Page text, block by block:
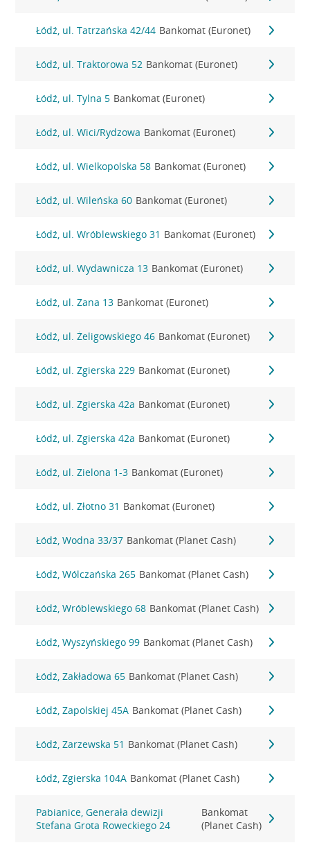
Łódź, ul. Tatrzańska 42/44 Bankomat (Euronet)
Łódź, ul. Traktorowa 52 Bankomat (Euronet)
Łódź, ul. Tylna 5 Bankomat (Euronet)
Łódź, ul. Wici/Rydzowa Bankomat (Euronet)
Łódź, ul. Wielkopolska 58 Bankomat (Euronet)
Łódź, ul. Wileńska 60 Bankomat (Euronet)
Łódź, ul. Wróblewskiego 31 Bankomat (Euronet)
Łódź, ul. Wydawnicza 13 Bankomat (Euronet)
Łódź, ul. Zana 13 Bankomat (Euronet)
Łódź, ul. Żeligowskiego 46 Bankomat (Euronet)
Łódź, ul. Zgierska 229 Bankomat (Euronet)
Łódź, ul. Zgierska 42a Bankomat (Euronet)
Łódź, ul. Zgierska 42a Bankomat (Euronet)
Łódź, ul. Zielona 1-3 Bankomat (Euronet)
Łódź, ul. Złotno 31 Bankomat (Euronet)
Łódź, Wodna 33/37 Bankomat (Planet Cash)
Łódź, Wólczańska 265 Bankomat (Planet Cash)
Łódź, Wróblewskiego 68 Bankomat (Planet Cash)
Łódź, Wyszyńskiego 99 Bankomat (Planet Cash)
Łódź, Zakładowa 65 Bankomat (Planet Cash)
Łódź, Zapolskiej 45A Bankomat (Planet Cash)
Łódź, Zarzewska 51 Bankomat (Planet Cash)
Łódź, Zgierska 104A Bankomat (Planet Cash)
Pabianice, Generała dewizji
Stefana Grota Roweckiego 24
Bankomat
(Planet Cash)